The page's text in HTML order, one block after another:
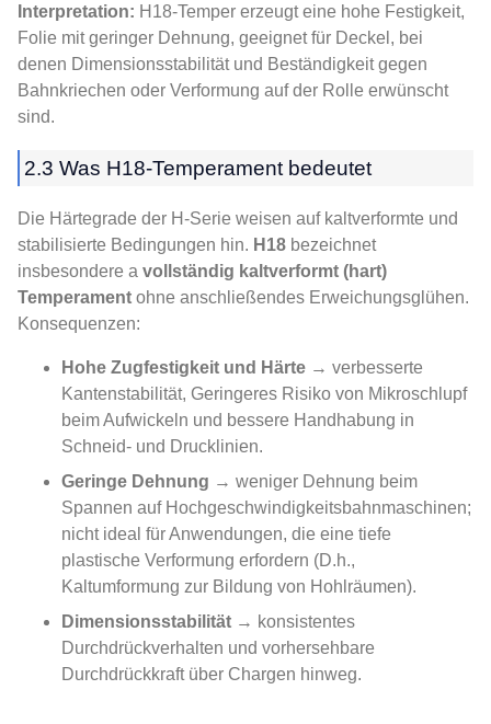
Interpretation: H18-Temper erzeugt eine hohe Festigkeit,
Folie mit geringer Dehnung, geeignet für Deckel, bei
denen Dimensionsstabilität und Beständigkeit gegen
Bahnkriechen oder Verformung auf der Rolle erwünscht
sind.
2.3 Was H18-Temperament bedeutet
Die Härtegrade der H-Serie weisen auf kaltverformte und
stabilisierte Bedingungen hin. H18 bezeichnet
insbesondere a vollständig kaltverformt (hart)
Temperament ohne anschließendes Erweichungsglühen.
Konsequenzen:
Hohe Zugfestigkeit und Härte → verbesserte
Kantenstabilität, Geringeres Risiko von Mikroschlupf
beim Aufwickeln und bessere Handhabung in
Schneid- und Drucklinien.
Geringe Dehnung → weniger Dehnung beim
Spannen auf Hochgeschwindigkeitsbahnmaschinen;
nicht ideal für Anwendungen, die eine tiefe
plastische Verformung erfordern (D.h.,
Kaltumformung zur Bildung von Hohlräumen).
Dimensionsstabilität → konsistentes
Durchdrückverhalten und vorhersehbare
Durchdrückkraft über Chargen hinweg.